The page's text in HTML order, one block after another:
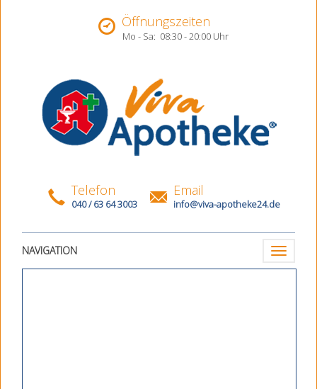
Öffnungszeiten
Mo - Sa: 08:30 - 20:00 Uhr
Telefon
040 / 63 64 3003
Email
info@viva-apotheke24.de
Toggle
NAVIGATION